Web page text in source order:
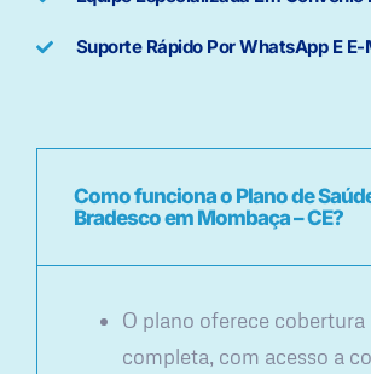
Suporte Rápido Por WhatsApp E E-
Como funciona o Plano de
Bradesco em Mombaça – CE?
O plano oferece cobertura
completa, com acesso a